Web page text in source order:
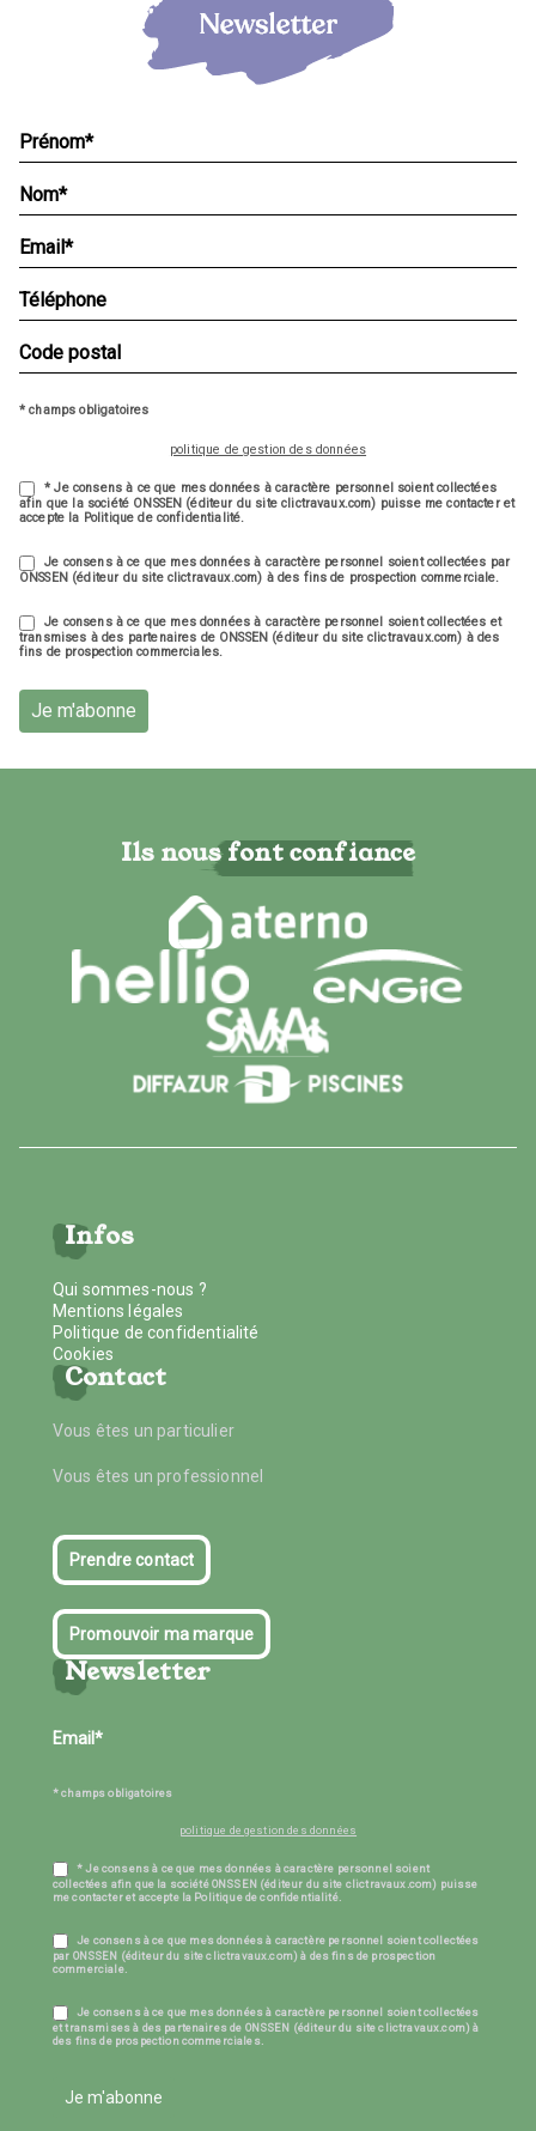
* champs obligatoires
politique de gestion des données
* Je consens à ce que mes données à caractère personnel soient collectées
afin que la société ONSSEN (éditeur du site clictravaux.com) puisse me contacter et
accepte la Politique de confidentialité.
Je consens à ce que mes données à caractère personnel soient collectées par
ONSSEN (éditeur du site clictravaux.com) à des fins de prospection commerciale.
Je consens à ce que mes données à caractère personnel soient collectées et
transmises à des partenaires de ONSSEN (éditeur du site clictravaux.com) à des
fins de prospection commerciales.
Je m'abonne
Ils nous font confiance
Infos
Qui sommes-nous ?
Mentions légales
Politique de confidentialité
Cookies
Contact
Vous êtes un particulier
Vous êtes un professionnel
Prendre contact
Promouvoir ma marque
Newsletter
* champs obligatoires
politique de gestion des données
* Je consens à ce que mes données à caractère personnel soient
collectées afin que la société ONSSEN (éditeur du site clictravaux.com) puisse
me contacter et accepte la Politique de confidentialité.
Je consens à ce que mes données à caractère personnel soient collectées
par ONSSEN (éditeur du site clictravaux.com) à des fins de prospection
commerciale.
Je consens à ce que mes données à caractère personnel soient collectées
et transmises à des partenaires de ONSSEN (éditeur du site clictravaux.com) à
des fins de prospection commerciales.
Je m'abonne